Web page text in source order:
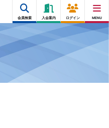
会員検索 入会案内 ログイン MENU